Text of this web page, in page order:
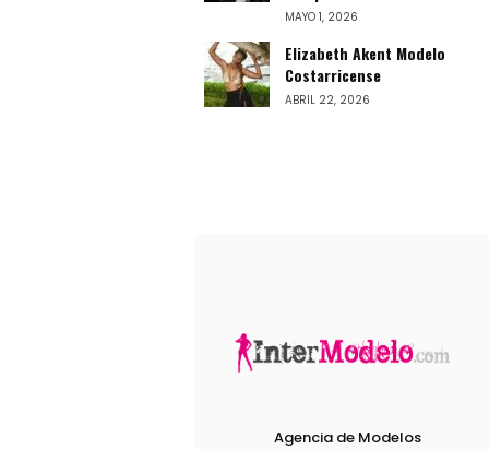
MAYO 1, 2026
Elizabeth Akent Modelo
Costarricense
ABRIL 22, 2026
Agencia de Modelos